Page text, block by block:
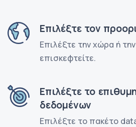
Επιλέξτε τον
Επιλέξτε την χώρα ή
επισκεφτείτε.
Επιλέξτε το
δεδομένων
Επιλέξτε το πακέτο